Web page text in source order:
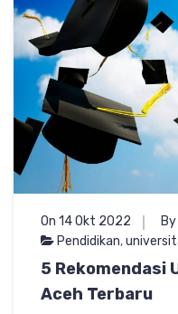
On 14 Okt 2022
Pendidikan,
5 Rekomendasi
Aceh Terbaru